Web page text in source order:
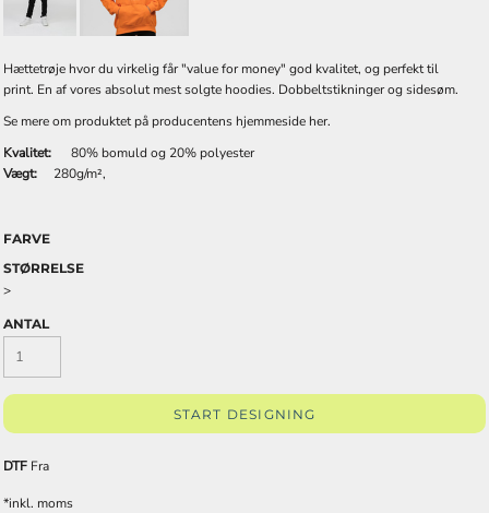
Hættetrøje hvor du virkelig får "value for money" god kvalitet, og perfekt til
print. En af vores absolut mest solgte hoodies. Dobbeltstikninger og sidesøm.
Se mere om produktet på producentens hjemmeside her.
Kvalitet:
80% bomuld og 20% polyester
Vægt: 280g/m²,
FARVE
STØRRELSE
>
ANTAL
START DESIGNING
DTF Fra
*inkl. moms